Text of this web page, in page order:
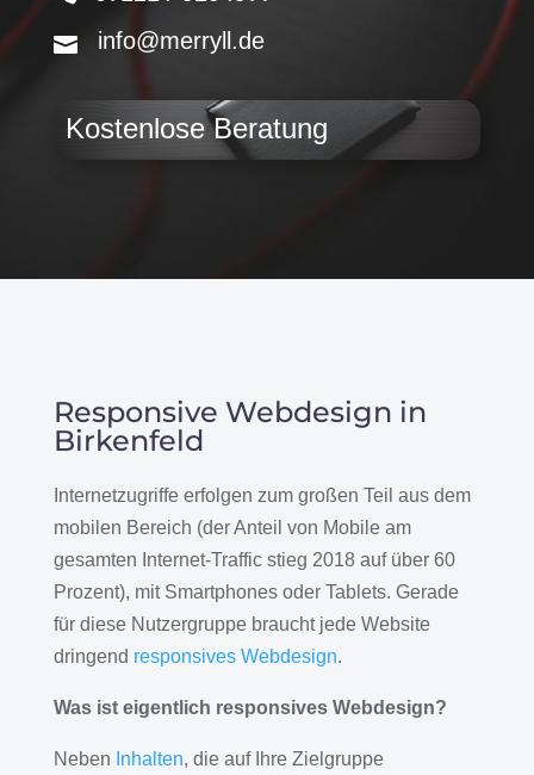
info@merryll.de
Kostenlose Beratung
Responsive Webdesign in
Birkenfeld
Internetzugriffe erfolgen zum großen Teil aus dem
mobilen Bereich (der Anteil von Mobile am
gesamten Internet-Traffic stieg 2018 auf über 60
Prozent), mit Smartphones oder Tablets. Gerade
für diese Nutzergruppe braucht jede Website
dringend responsives Webdesign.
Was ist eigentlich responsives Webdesign?
Neben Inhalten, die auf Ihre Zielgruppe